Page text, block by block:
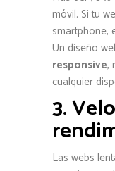
móvil. Si tu
smartphone,
Un diseño
responsive,
cualquier
3.
Las webs